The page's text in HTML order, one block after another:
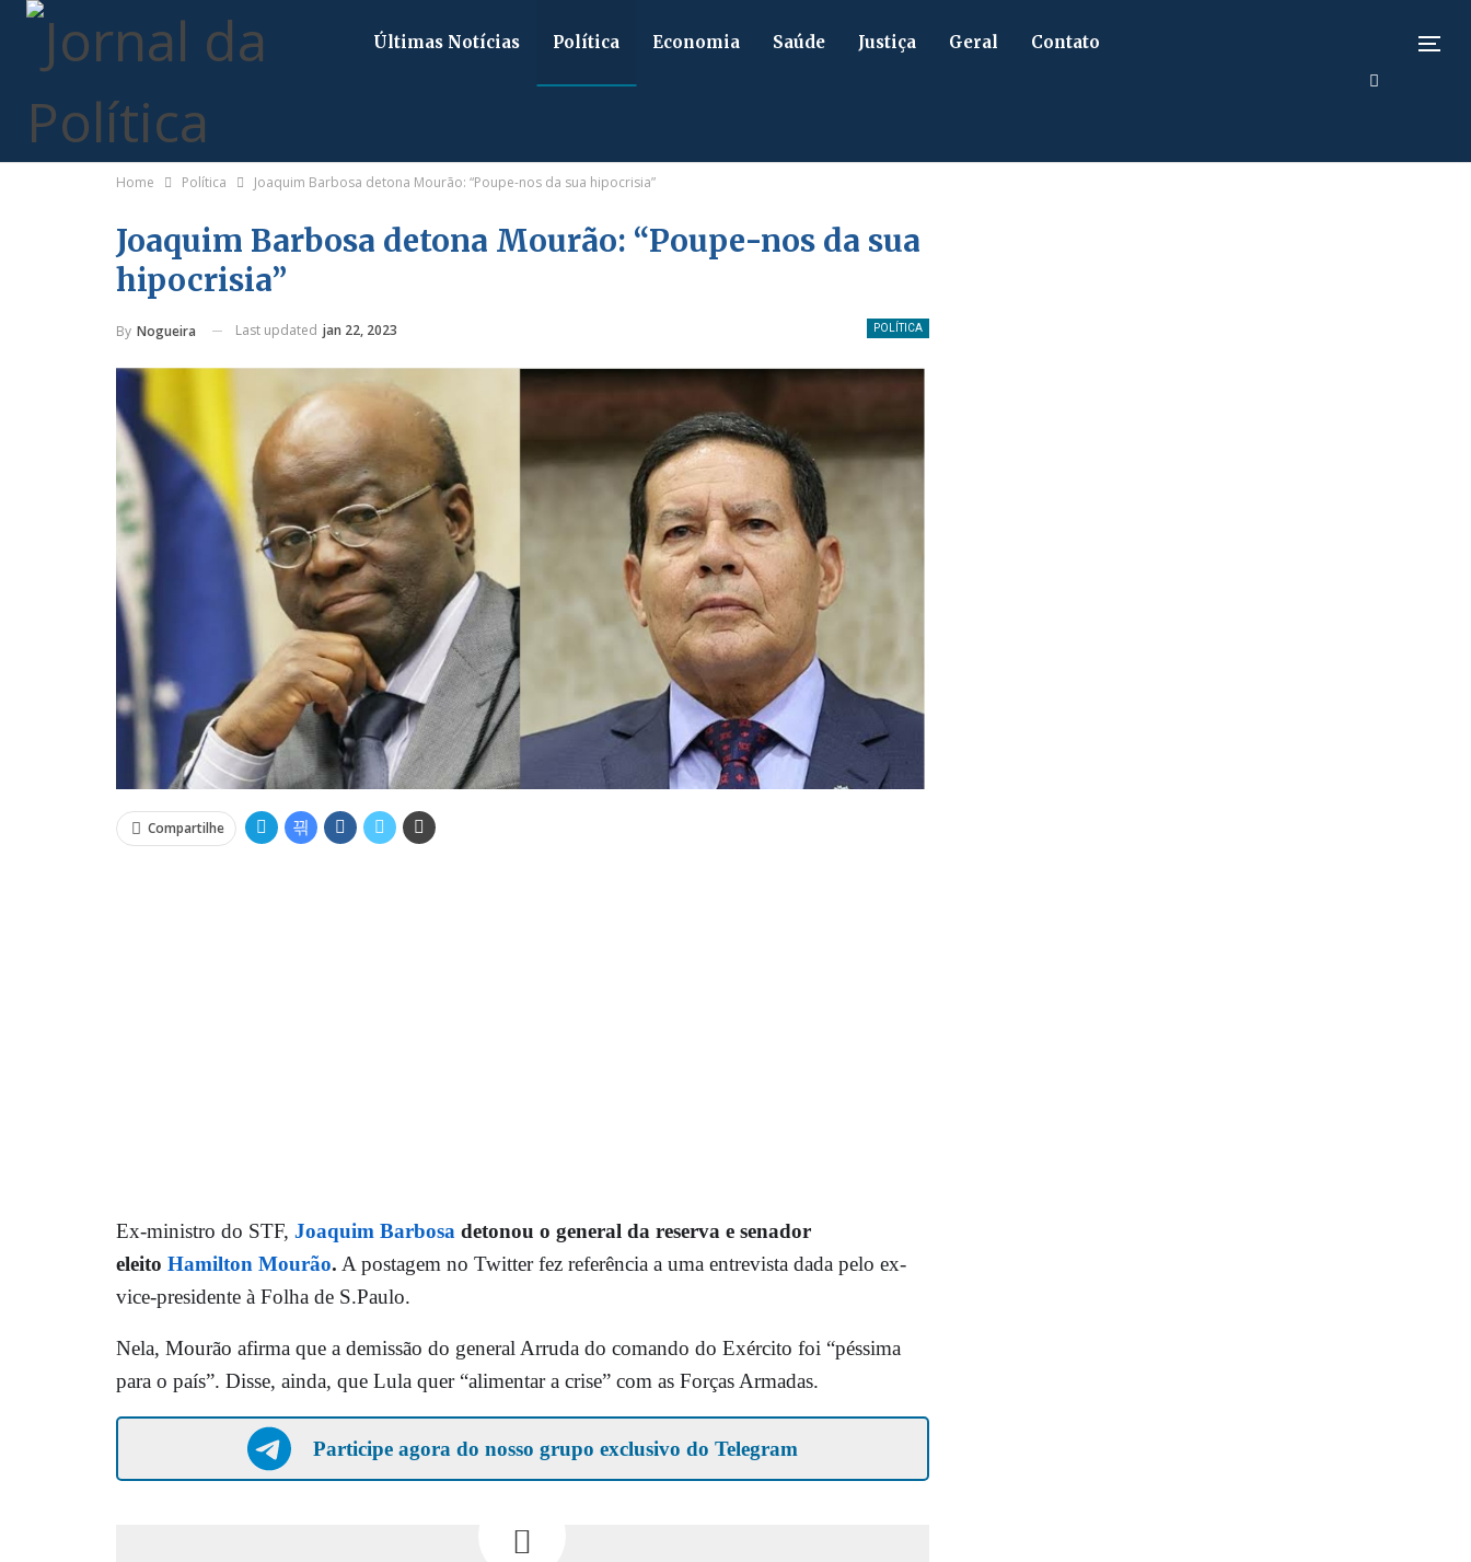
Últimas Notícias Política Economia Saúde Justiça Geral Contato
Home Política Joaquim Barbosa detona Mourão: “Poupe-nos da sua hipocrisia”
Joaquim Barbosa detona Mourão: “Poupe-nos da sua
hipocrisia”
POLÍTICA
By Nogueira Last updated jan 22, 2023
Compartilhe
Ex-ministro do STF, Joaquim Barbosa detonou o general da reserva e senador
eleito Hamilton Mourão. A postagem no Twitter fez referência a uma entrevista dada pelo ex-
vice-presidente à Folha de S.Paulo.
Nela, Mourão afirma que a demissão do general Arruda do comando do Exército foi “péssima
para o país”. Disse, ainda, que Lula quer “alimentar a crise” com as Forças Armadas.
Participe agora do nosso grupo exclusivo do Telegram